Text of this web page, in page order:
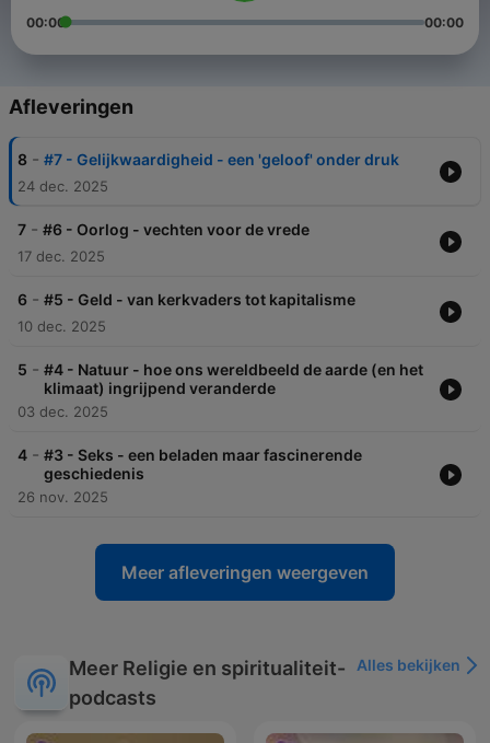
00:00 00:00
Afleveringen
8 - #7 - Gelijkwaardigheid - een 'geloof' onder druk
24 dec. 2025
7 - #6 - Oorlog - vechten voor de vrede
17 dec. 2025
6 - #5 - Geld - van kerkvaders tot kapitalisme
10 dec. 2025
5 - #4 - Natuur - hoe ons wereldbeeld de aarde (en het
klimaat) ingrijpend veranderde
03 dec. 2025
4 - #3 - Seks - een beladen maar fascinerende
geschiedenis
26 nov. 2025
Meer afleveringen weergeven
Meer Religie en spiritualiteit-
podcasts
Alles bekijken